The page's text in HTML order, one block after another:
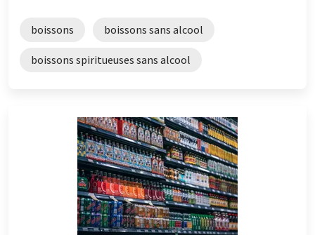
boissons boissons sans alcool
boissons spiritueuses sans alcool